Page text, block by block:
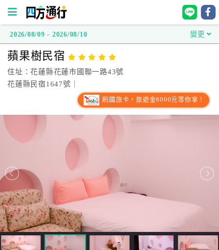
方
通
行
台
房
直
接
跟
飯
2026/08/09 - 2026/08/10 變更
蘋果樹民宿
住址：花蓮縣花蓮市國聯一路43號
花蓮縣民宿1647號｜
刷國旅卡，旅遊金8000元等你拿！